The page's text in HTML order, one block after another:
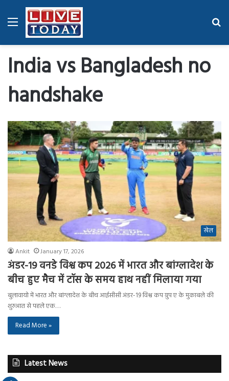
Menu
India vs Bangladesh no
handshake
खेल
Ankit January 17, 2026
अंडर-19 वनडे विश्व कप 2026 में भारत और बांग्लादेश के
बीच हुए मैच में टॉस के समय हाथ नहीं मिलाया गया
बुलावायो में भारत और बांग्लादेश के बीच आईसीसी अंडर-19 विश्व कप ग्रुप ए के मुकाबले की
शुरुआत से पहले एक…
Read More »
Latest News